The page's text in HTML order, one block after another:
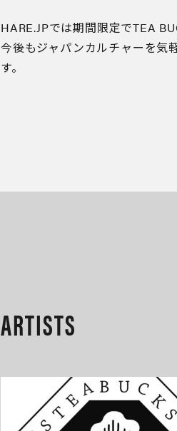
HARE.JPでは期間限定でTEA
今後もジャパンカルチャーを気
す。
ARTISTS